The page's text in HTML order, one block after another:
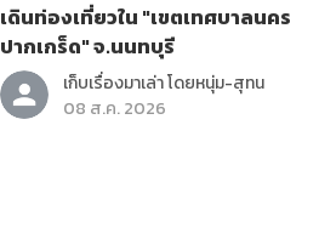
เดินท่องเที่ยวใน "เขตเทศบาลนคร
ปากเกร็ด" จ.นนทบุรี
เก็บเรื่องมาเล่า โดยหนุ่ม-สุทน
08 ส.ค. 2026